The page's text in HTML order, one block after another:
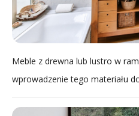
Meble z drewna lub lustro w
wprowadzenie tego materiału